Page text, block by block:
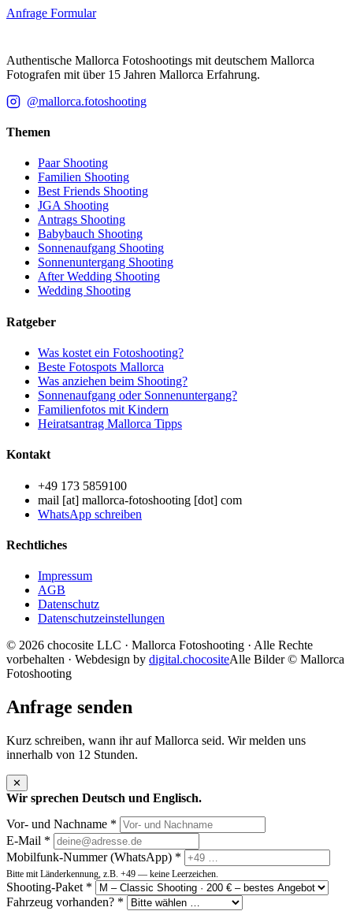
Anfrage FormularZur Startseite
Authentische Mallorca Fotoshootings mit deutschem Mallorca
Fotografen mit über 15 Jahren Mallorca Erfahrung.
@mallorca.fotoshooting
Themen
Paar Shooting
Familien Shooting
Best Friends Shooting
JGA Shooting
Antrags Shooting
Babybauch Shooting
Sonnenaufgang Shooting
Sonnenuntergang Shooting
After Wedding Shooting
Wedding Shooting
Ratgeber
Was kostet ein Fotoshooting?
Beste Fotospots Mallorca
Was anziehen beim Shooting?
Sonnenaufgang oder Sonnenuntergang?
Familienfotos mit Kindern
Heiratsantrag Mallorca Tipps
Kontakt
+49 173 5859100
mail [at] mallorca-fotoshooting [dot] com
WhatsApp schreiben
Rechtliches
Impressum
AGB
Datenschutz
Datenschutzeinstellungen
© 2026 chocosite LLC · Mallorca Fotoshooting · Alle Rechte
vorbehalten · Webdesign by digital.chocositeAlle Bilder © Mallorca
Fotoshooting
Anfrage senden
Kurz schreiben, wann ihr auf Mallorca seid. Wir melden uns
innerhalb von 12 Stunden.
✕
Wir sprechen Deutsch und Englisch.
Vor- und Nachname *
E-Mail *
Mobilfunk-Nummer (WhatsApp) *
Bitte mit Länderkennung, z.B. +49 — keine Leerzeichen.
Shooting-Paket *
Fahrzeug vorhanden? *